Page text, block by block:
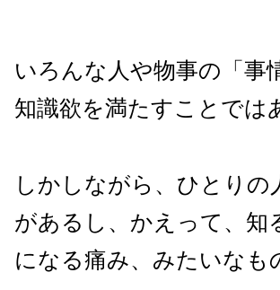
いろんな人や物事の「事
知識欲を満たすことでは
しかしながら、ひとり
があるし、かえって、
になる痛み、みたいな